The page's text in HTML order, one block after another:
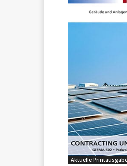
Aktuelle Printausgabe